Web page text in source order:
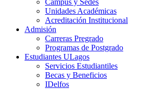
Campus y Sedes
Unidades Académicas
Acreditación Institucional
Admisión
Carreras Pregrado
Programas de Postgrado
Estudiantes ULagos
Servicios Estudiantiles
Becas y Beneficios
IDelfos